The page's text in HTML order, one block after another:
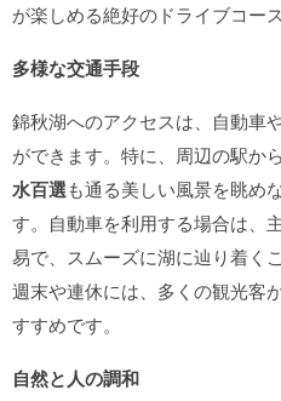
が楽しめる絶好のドライブコー
多様な交通手段
錦秋湖へのアクセスは、自動車
ができます。特に、周辺の駅か
水百選も通る美しい風景を眺め
す。自動車を利用する場合は、
易で、スムーズに湖に辿り着く
週末や連休には、多くの観光客
すすめです。
自然と人の調和